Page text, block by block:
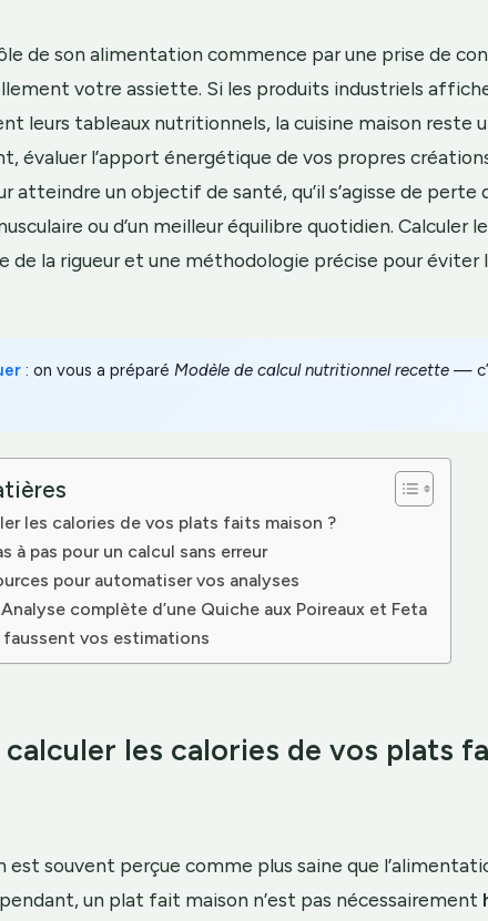
de son alimentation commence par une prise de
votre assiette. Si les produits industriels
leurs tableaux nutritionnels, la cuisine maison reste
évaluer l’apport énergétique de vos propres
atteindre un objectif de santé, qu’il s’agisse de perte
ou d’un meilleur équilibre quotidien. Calculer
de la rigueur et une méthodologie précise pour éviter
: on vous a préparé Modèle de calcul nutritionnel recette —
les calories de vos plats faits maison ?
à pas pour un calcul sans erreur
pour automatiser vos analyses
complète d’une Quiche aux Poireaux et Feta
faussent vos estimations
calculer les calories de vos plats
est souvent perçue comme plus saine que
un plat fait maison n’est pas nécessairement